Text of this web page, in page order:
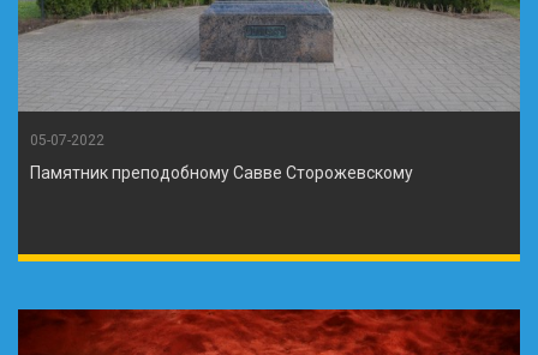
05-07-2022
Памятник преподобному Савве Сторожевскому